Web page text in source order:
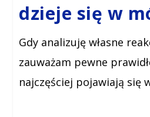
dzieje się w
Gdy analizuję własne
zauważam pewne
najczęściej pojawiają się